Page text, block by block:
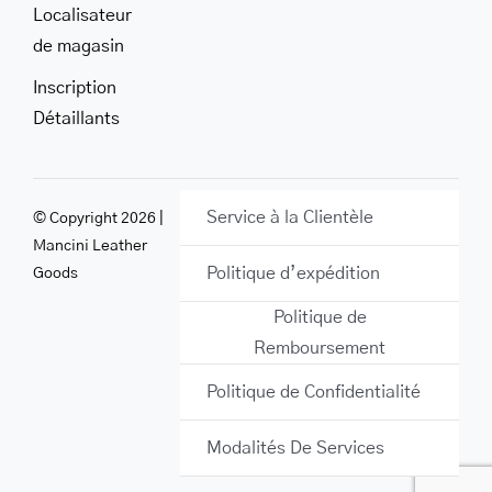
Localisateur
de magasin
Inscription
Détaillants
© Copyright 2026 |
Mancini Leather
Goods
Service à la Clientèle
Politique d’expédition
Politique de
Remboursement
Politique de Confidentialité
Modalités De Services